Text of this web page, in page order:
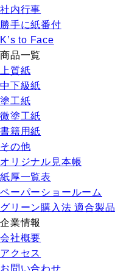
社内行事
勝手に紙番付
K’s to Face
商品一覧
上質紙
中下級紙
塗工紙
微塗工紙
書籍用紙
その他
オリジナル見本帳
紙厚一覧表
ペーパーショールーム
グリーン購入法 適合製品
企業情報
会社概要
アクセス
お問い合わせ